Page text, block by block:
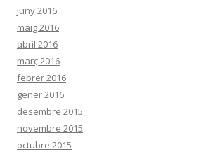
juny 2016
maig 2016
abril 2016
març 2016
febrer 2016
gener 2016
desembre 2015
novembre 2015
octubre 2015